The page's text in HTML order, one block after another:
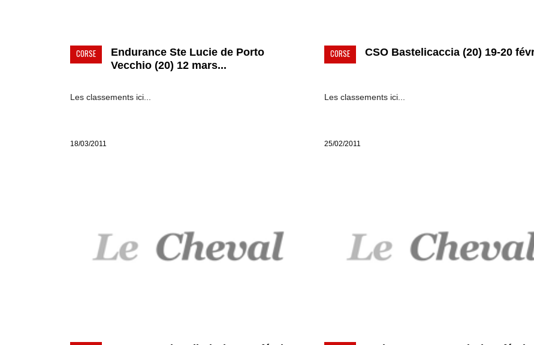
CORSE
Endurance Ste Lucie de Porto
Vecchio (20) 12 mars...
Les classements ici...
18/03/2011
CORSE CSO Bastelicaccia (20) 19-20
Les classements ici...
25/02/2011